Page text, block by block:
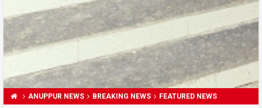
ANUPPUR NEWS BREAKING NEWS FEATURED NEWS